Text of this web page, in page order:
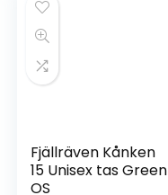
Fjällräven Kånken
15 Unisex tas Green
OS